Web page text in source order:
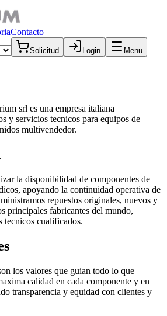
Contacto
Solicitud Login Menu
srl es una empresa italiana
y servicios tecnicos para equipos de
multivendedor.
la disponibilidad de componentes de
apoyando la continuidad operativa de
repuestos originales, nuevos y
principales fabricantes del mundo,
tecnicos cualificados.
los valores que guian todo lo que
calidad en cada componente y en
transparencia y equidad con clientes y